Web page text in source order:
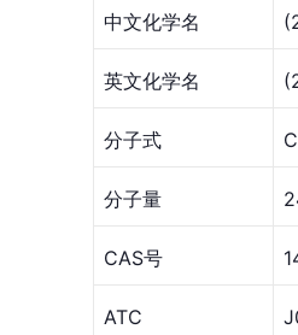
中文化学名
英文化学名
分子式 C
分子量
CAS号
ATC